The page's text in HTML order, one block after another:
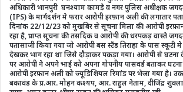
अधिकारी भानपुरी घनश्याम कामड़े व नगर पुलिस अधीक्षक
(IPS) के मार्गदर्शन मे फरार आरोपी इरफ़ान अली की लगातार
दिनांक 22/12/23 को मुखबिर से सूचना मिला की आरोपी
रहा है, प्राप्त सूचना की तसदिक व आरोपी की धरपकड़ वास्ते
पतासाजी किया गया जो आरोपी बस स्टैंड तिराहा के पास स्कूटी
देखकर भाग रहा था जिसे दौड़ाकर पकड़ा गया। आरोपी से
पर आरोपी ने अपने भाई को अपना गोपनीय पासवर्ड बताकर
आरोपी इरफ़ान अली को ज्यूडिशियल रिमांड पर भेजा गया है।
बकावंड के प्र.आर. मोहन कश्यप, आर. राहुल नेताम, दीजिंद्र